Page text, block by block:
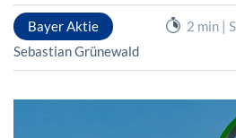
Bayer Aktie
2 min |
Sebastian Grünewald